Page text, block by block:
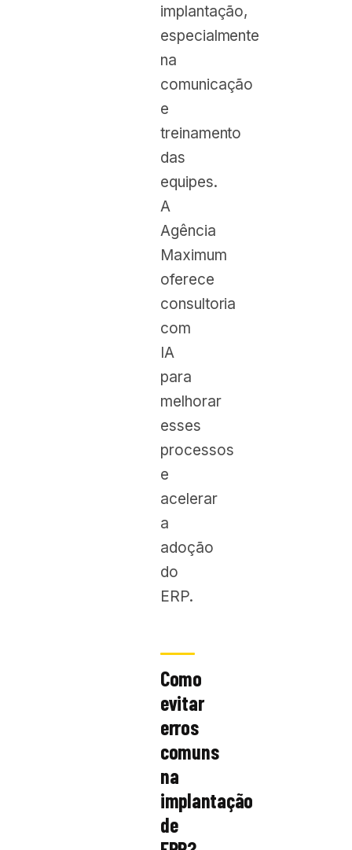
implantação,
especialmente
na
comunicação
e
treinamento
das
equipes.
A
Agência
Maximum
oferece
consultoria
com
IA
para
melhorar
esses
processos
e
acelerar
a
adoção
do
ERP.
Como
evitar
erros
comuns
na
implantação
de